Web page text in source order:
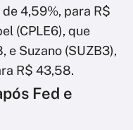
4,59%, para R$
(CPLE6), que
e Suzano (SUZB3),
R$ 43,58.
Fed e